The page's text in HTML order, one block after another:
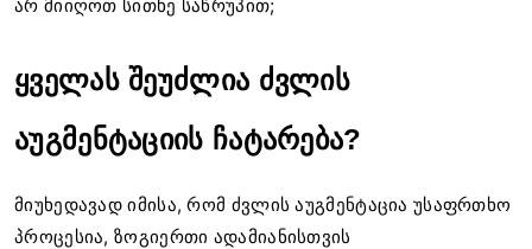
არ მიიღოთ სითხე საწრუპით;
ყველას შეუძლია ძვლის
აუგმენტაციის ჩატარება?
მიუხედავად იმისა, რომ ძვლის აუგმენტაცია უსაფრთხო
პროცესია, ზოგიერთი ადამიანისთვის